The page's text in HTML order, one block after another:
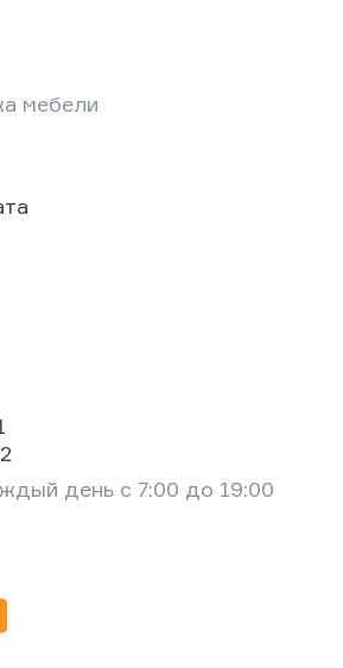
мебели
день с 7:00 до 19:00